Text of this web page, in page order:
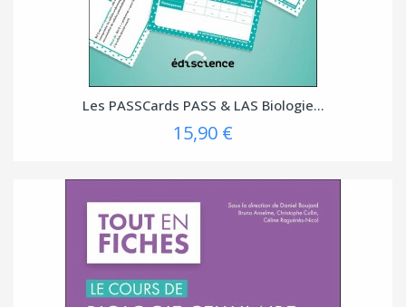
Les PASSCards PASS & LAS Biologie...
15,90 €